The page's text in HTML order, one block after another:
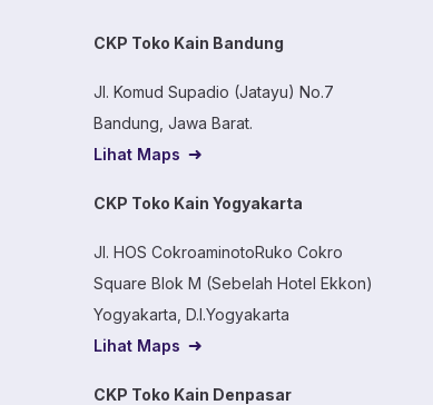
CKP Toko Kain Bandung
Jl. Komud Supadio (Jatayu) No.7
Bandung, Jawa Barat.
Lihat Maps
CKP Toko Kain Yogyakarta
Jl. HOS CokroaminotoRuko Cokro
Square Blok M (Sebelah Hotel Ekkon)
Yogyakarta, D.I.Yogyakarta
Lihat Maps
CKP Toko Kain Denpasar